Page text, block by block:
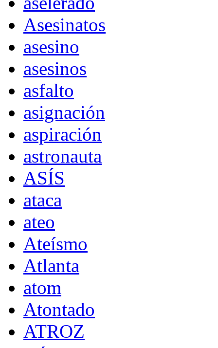
Asesinatos
asesino
asesinos
asfalto
asignación
aspiración
astronauta
ASÍS
ataca
ateo
Ateísmo
Atlanta
atom
Atontado
ATROZ